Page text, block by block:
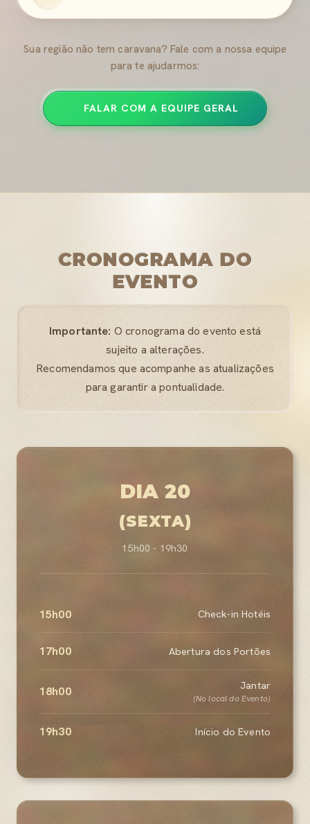
Sua região não tem caravana? Fale com a nossa equipe
para te ajudarmos:
FALAR COM A EQUIPE GERAL
CRONOGRAMA DO
EVENTO
Importante: O cronograma do evento está
sujeito a alterações.
Recomendamos que acompanhe as atualizações
para garantir a pontualidade.
DIA 20
(SEXTA)
15h00 - 19h30
15h00 Check-in Hotéis
17h00 Abertura dos Portões
18h00 Jantar
(No local do Evento)
19h30 Início do Evento